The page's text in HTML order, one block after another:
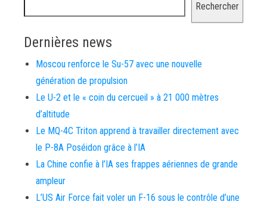
Rechercher
Dernières news
Moscou renforce le Su-57 avec une nouvelle
génération de propulsion
Le U-2 et le « coin du cercueil » à 21 000 mètres
d’altitude
Le MQ-4C Triton apprend à travailler directement avec
le P-8A Poséidon grâce à l’IA
La Chine confie à l’IA ses frappes aériennes de grande
ampleur
L’US Air Force fait voler un F-16 sous le contrôle d’une